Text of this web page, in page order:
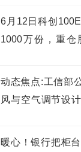
6月12日科创
1000万份，重仓
动态焦点:工信部
风与空气调节设
暖心！银行把柜